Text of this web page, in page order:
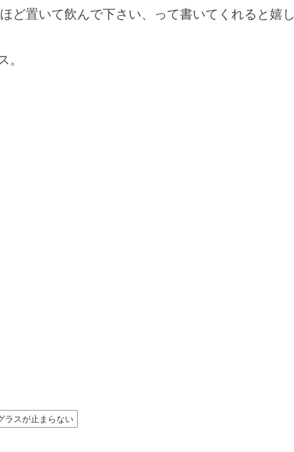
ど置いて飲んで下さい、って書いてくれると嬉し
。
ラスが止まらない